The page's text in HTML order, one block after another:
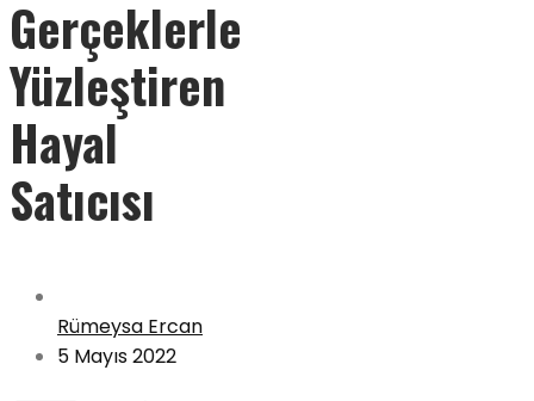
Gerçeklerle
Yüzleştiren
Hayal
Satıcısı
Rümeysa Ercan
5 Mayıs 2022